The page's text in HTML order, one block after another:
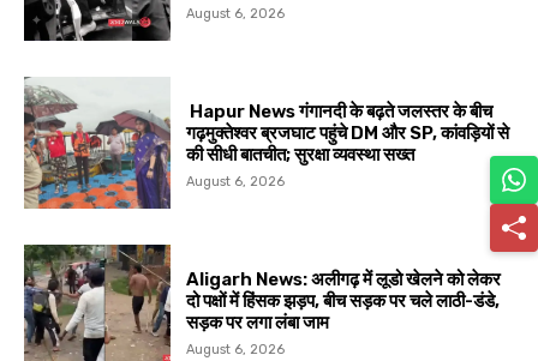
August 6, 2026
Hapur News गंगानदी के बढ़ते जलस्तर के बीच
गढ़मुक्तेश्वर ब्रजघाट पहुंचे DM और SP, कांवड़ियों से
की सीधी बातचीत; सुरक्षा व्यवस्था सख्त
August 6, 2026
Aligarh News: अलीगढ़ में लूडो खेलने को लेकर
दो पक्षों में हिंसक झड़प, बीच सड़क पर चले लाठी-डंडे,
सड़क पर लगा लंबा जाम
August 6, 2026